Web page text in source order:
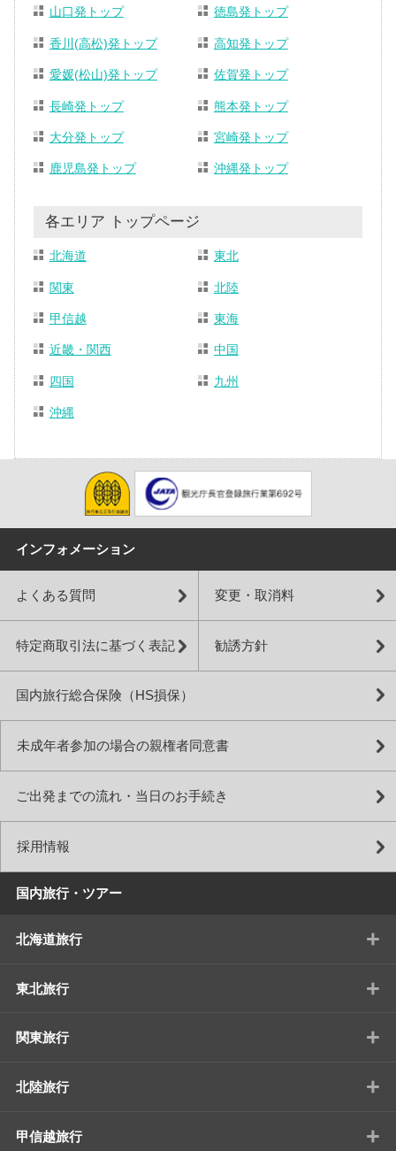
山口発トップ 徳島発トップ
香川(高松)発トップ 高知発トップ
愛媛(松山)発トップ 佐賀発トップ
長崎発トップ 熊本発トップ
大分発トップ 宮崎発トップ
鹿児島発トップ 沖縄発トップ
各エリア トップページ
北海道 東北
関東 北陸
甲信越 東海
近畿・関西 中国
四国 九州
沖縄
インフォメーション
よくある質問 変更・取消料
特定商取引法に基づく表記 勧誘方針
国内旅行総合保険（HS損保）
未成年者参加の場合の親権者同意書
ご出発までの流れ・当日のお手続き
採用情報
国内旅行・ツアー
北海道旅行 +
東北旅行 +
関東旅行 +
北陸旅行 +
甲信越旅行 +